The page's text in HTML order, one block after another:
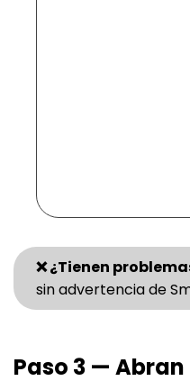
❌ ¿Tienen
sin advertencia de
Paso 3 —